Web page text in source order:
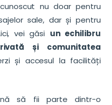
nu doar pentru
sale, dar și pentru
vei găsi un echilibru
și comunitatea
și accesul la facilități
să fii parte dintr-o